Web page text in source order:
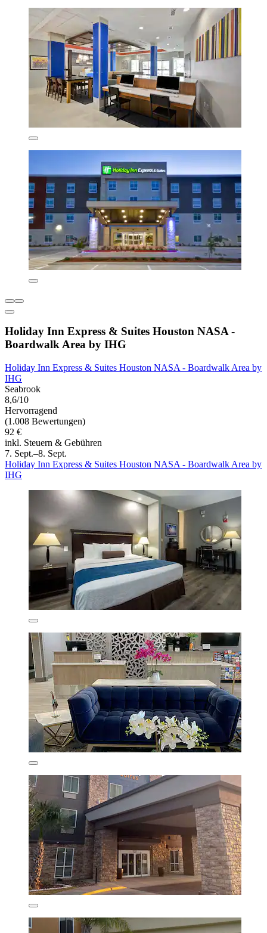
Holiday Inn Express & Suites Houston NASA -
Boardwalk Area by IHG
Holiday Inn Express & Suites Houston NASA - Boardwalk Area by
IHG
Seabrook
8,6/10
Hervorragend
(1.008 Bewertungen)
92 €
inkl. Steuern & Gebühren
7. Sept.–8. Sept.
Holiday Inn Express & Suites Houston NASA - Boardwalk Area by
IHG